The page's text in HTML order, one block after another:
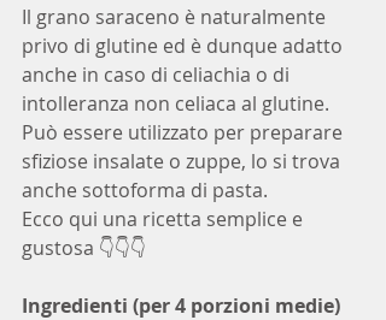
Il grano saraceno è naturalmente
privo di glutine ed è dunque adatto
anche in caso di celiachia o di
intolleranza non celiaca al glutine.
Può essere utilizzato per preparare
sfiziose insalate o zuppe, lo si trova
anche sottoforma di pasta.
Ecco qui una ricetta semplice e
gustosa 👇👇👇
Ingredienti (per 4 porzioni medie)